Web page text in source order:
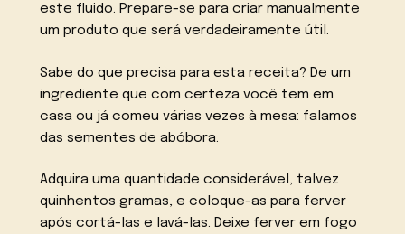
este fluido. Prepare-se para criar manualmente
um produto que será verdadeiramente útil.
Sabe do que precisa para esta receita? De um
ingrediente que com certeza você tem em
casa ou já comeu várias vezes à mesa: falamos
das sementes de abóbora.
Adquira uma quantidade considerável, talvez
quinhentos gramas, e coloque-as para ferver
após cortá-las e lavá-las. Deixe ferver em fogo